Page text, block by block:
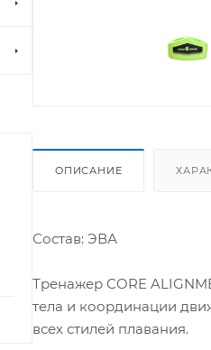
ОПИСАНИЕ
Состав: ЭВА
Тренажер CORE
тела и координации
всех стилей плавания.